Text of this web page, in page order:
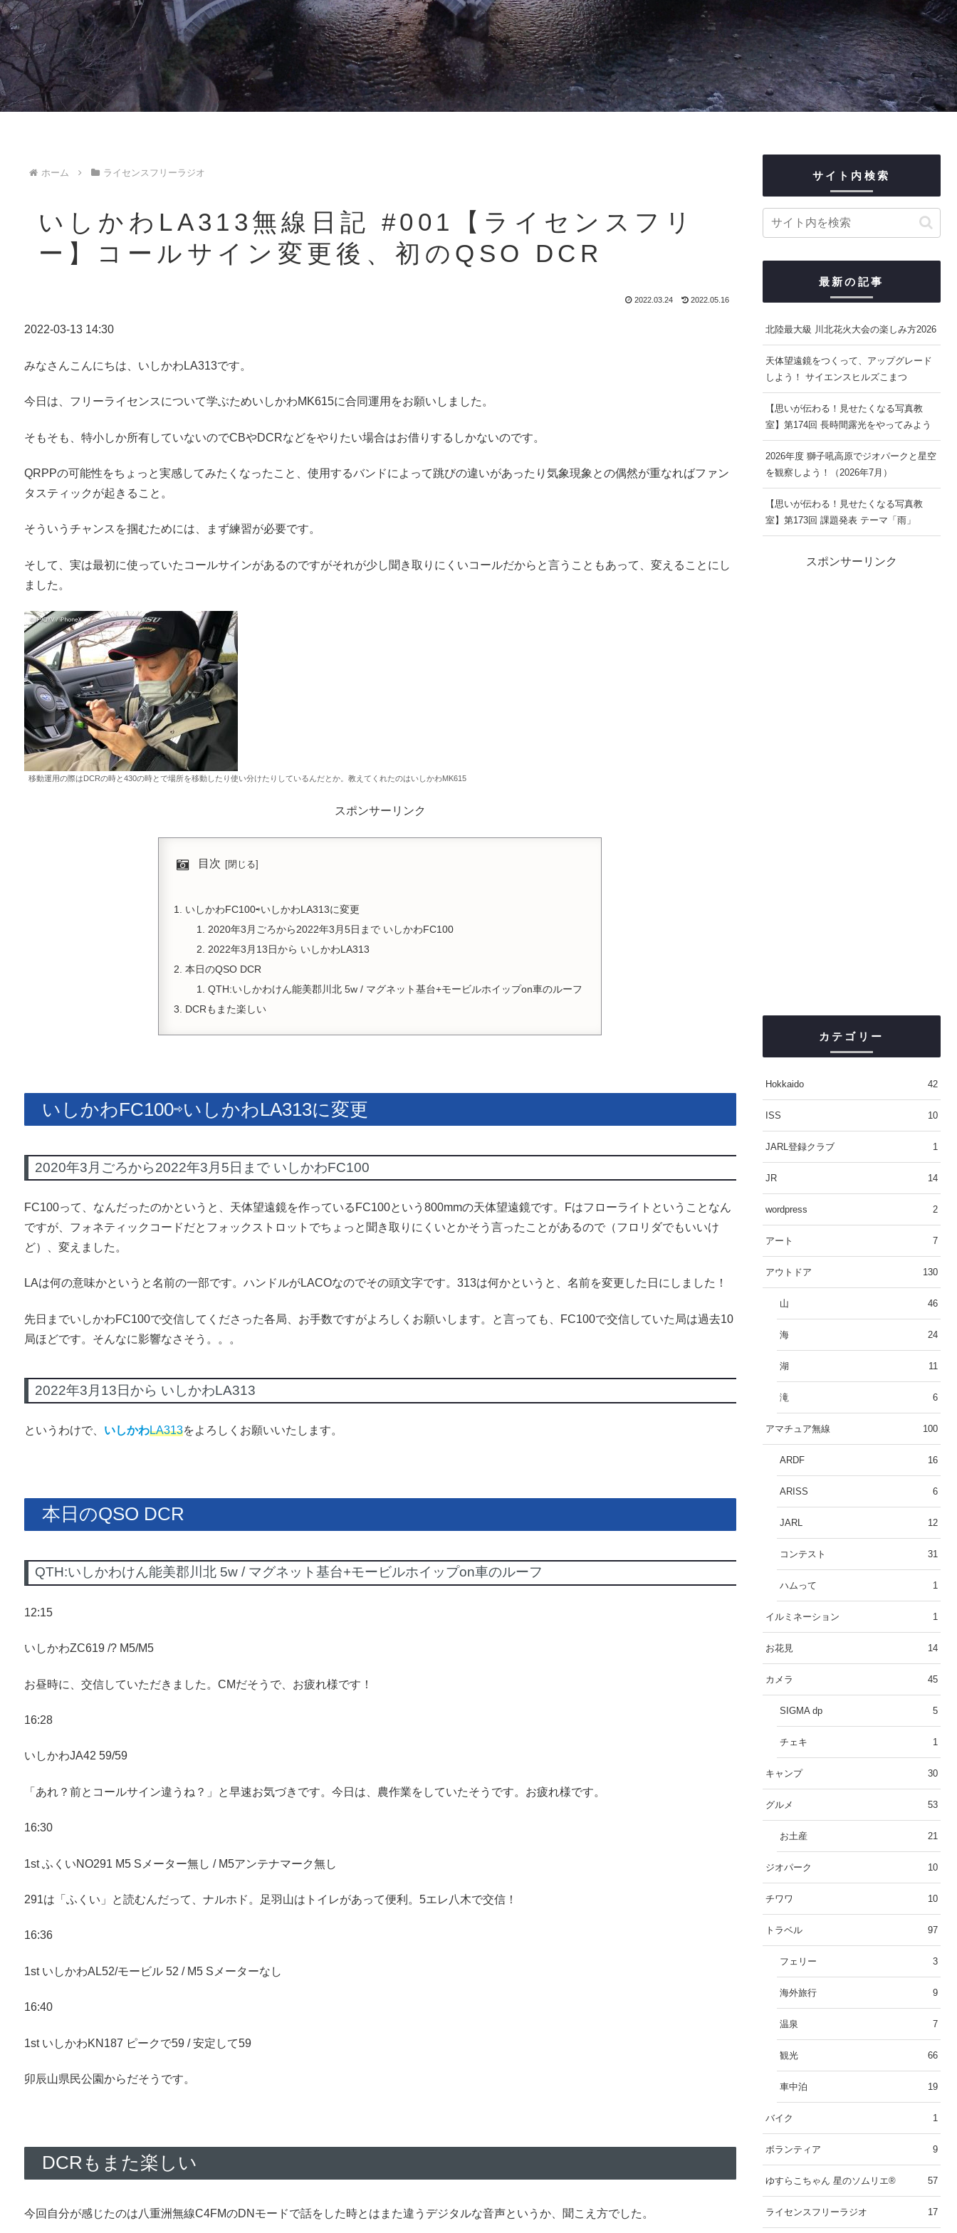
ホーム ライセンスフリーラジオ
いしかわLA313無線日記 #001【ライセンスフリ
ー】コールサイン変更後、初のQSO DCR
2022.03.24 2022.05.16
2022-03-13 14:30
みなさんこんにちは、いしかわLA313です。
今日は、フリーライセンスについて学ぶためいしかわMK615に合同運用をお願いしました。
そもそも、特小しか所有していないのでCBやDCRなどをやりたい場合はお借りするしかないのです。
QRPPの可能性をちょっと実感してみたくなったこと、使用するバンドによって跳びの違いがあったり気象現象との偶然が重なればファン
タスティックが起きること。
そういうチャンスを掴むためには、まず練習が必要です。
そして、実は最初に使っていたコールサインがあるのですがそれが少し聞き取りにくいコールだからと言うこともあって、変えることにし
ました。
移動運用の際はDCRの時と430の時とで場所を移動したり使い分けたりしているんだとか。教えてくれたのはいしかわMK615
スポンサーリンク
目次
いしかわFC100⇨いしかわLA313に変更
2020年3月ごろから2022年3月5日まで いしかわFC100
2022年3月13日から いしかわLA313
本日のQSO DCR
QTH:いしかわけん能美郡川北 5w / マグネット基台+モービルホイップon車のルーフ
DCRもまた楽しい
いしかわFC100⇨いしかわLA313に変更
2020年3月ごろから2022年3月5日まで いしかわFC100
FC100って、なんだったのかというと、天体望遠鏡を作っているFC100という800mmの天体望遠鏡です。Fはフローライトということなん
ですが、フォネティックコードだとフォックストロットでちょっと聞き取りにくいとかそう言ったことがあるので（フロリダでもいいけ
ど）、変えました。
LAは何の意味かというと名前の一部です。ハンドルがLACOなのでその頭文字です。313は何かというと、名前を変更した日にしました！
先日までいしかわFC100で交信してくださった各局、お手数ですがよろしくお願いします。と言っても、FC100で交信していた局は過去10
局ほどです。そんなに影響なさそう。。。
2022年3月13日から いしかわLA313
というわけで、 いしかわLA313をよろしくお願いいたします。
本日のQSO DCR
QTH:いしかわけん能美郡川北 5w / マグネット基台+モービルホイップon車のルーフ
12:15
いしかわZC619 /? M5/M5
お昼時に、交信していただきました。CMだそうで、お疲れ様です！
16:28
いしかわJA42 59/59
「あれ？前とコールサイン違うね？」と早速お気づきです。今日は、農作業をしていたそうです。お疲れ様です。
16:30
1st ふくいNO291 M5 Sメーター無し / M5アンテナマーク無し
291は「ふくい」と読むんだって、ナルホド。足羽山はトイレがあって便利。5エレ八木で交信！
16:36
1st いしかわAL52/モービル 52 / M5 Sメーターなし
16:40
1st いしかわKN187 ピークで59 / 安定して59
卯辰山県民公園からだそうです。
DCRもまた楽しい
今回自分が感じたのは八重洲無線C4FMのDNモードで話をした時とはまた違うデジタルな音声というか、聞こえ方でした。
サイト内検索
最新の記事
北陸最大級 川北花火大会の楽しみ方2026
天体望遠鏡をつくって、アップグレード
しよう！ サイエンスヒルズこまつ
【思いが伝わる！見せたくなる写真教
室】第174回 長時間露光をやってみよう
2026年度 獅子吼高原でジオパークと星空
を観察しよう！（2026年7月）
【思いが伝わる！見せたくなる写真教
室】第173回 課題発表 テーマ「雨」
スポンサーリンク
カテゴリー
Hokkaido 42
ISS 10
JARL登録クラブ 1
JR 14
wordpress 2
アート 7
アウトドア 130
山 46
海 24
湖 11
滝 6
アマチュア無線 100
ARDF 16
ARISS 6
JARL 12
コンテスト 31
ハムって 1
イルミネーション 1
お花見 14
カメラ 45
SIGMA dp 5
チェキ 1
キャンプ 30
グルメ 53
お土産 21
ジオパーク 10
チワワ 10
トラベル 97
フェリー 3
海外旅行 9
温泉 7
観光 66
車中泊 19
バイク 1
ボランティア 9
ゆすらこちゃん 星のソムリエ®︎ 57
ライセンスフリーラジオ 17